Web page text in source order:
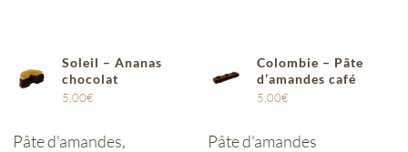
Soleil – Ananas
chocolat
5,00€
Pâte d'amandes,
Colombie – Pâte
d’amandes café
5,00€
Pâte d'amandes